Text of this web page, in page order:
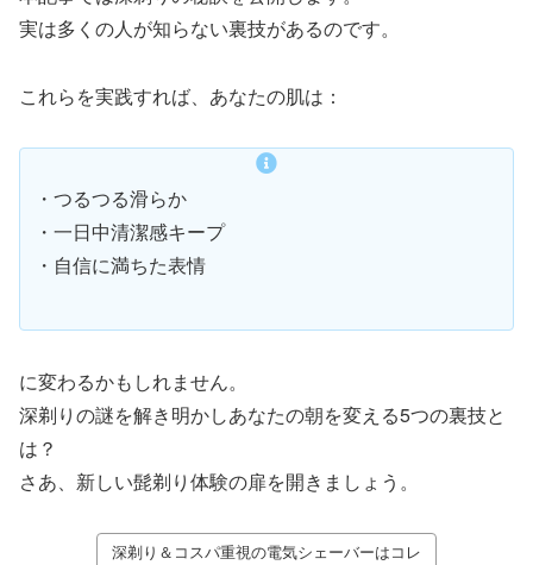
実は多くの人が知らない裏技があるのです。
これらを実践すれば、あなたの肌は：
・つるつる滑らか
・一日中清潔感キープ
・自信に満ちた表情
に変わるかもしれません。
深剃りの謎を解き明かしあなたの朝を変える5つの裏技と
は？
さあ、新しい髭剃り体験の扉を開きましょう。
深剃り＆コスパ重視の電気シェーバーはコレ